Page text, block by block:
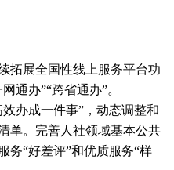
拓展全国性线上服务平台功
通办”“跨省通办”。
办成一件事”，动态调整和
单。完善人社领域基本公共
务“好差评”和优质服务“样